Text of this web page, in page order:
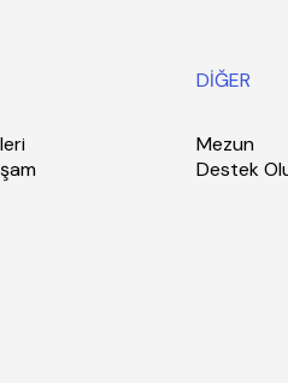
DİĞER
Mezun
Destek